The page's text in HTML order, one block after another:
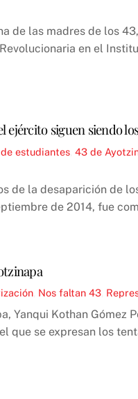
de las madres de los
en el
ejército siguen siendo
estudiantes ,43 de
de la desaparición de
de 2014, fue
Nos faltan 43
Yanqui Kothan
que se expresan los